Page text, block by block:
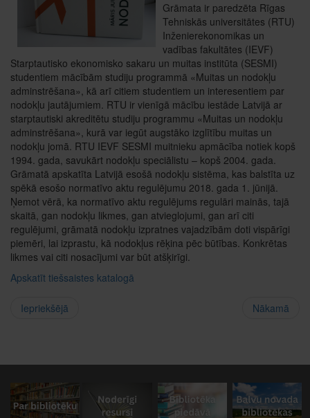
Grāmata ir paredzēta Rīgas
Tehniskās universitātes (RTU)
Inženierekonomikas un
vadības fakultātes (IEVF)
Starptautisko ekonomisko sakaru un muitas institūta (SESMI)
studentiem mācībām studiju programmā «Muitas un nodokļu
adminstrēšana», kā arī citiem studentiem un interesentiem par
nodokļu jautājumiem. RTU ir vienīgā mācību iestāde Latvijā ar
starptautiski akreditētu studiju programmu «Muitas un nodokļu
adminstrēšana», kurā var iegūt augstāko izglītību muitas un
nodokļu jomā. RTU IEVF SESMI muitnieku apmācība notiek kopš
1994. gada, savukārt nodokļu speciālistu – kopš 2004. gada.
Grāmatā apskatīta Latvijā esošā nodokļu sistēma, kas balstīta uz
spēkā esošo normatīvo aktu regulējumu 2018. gada 1. jūnijā.
Ņemot vērā, ka normatīvo aktu regulējums regulāri mainās, tajā
skaitā, gan nodokļu likmes, gan atvieglojumi, gan arī citi
regulējumi, grāmatā nodokļu izpratnes vajadzībām doti vispārīgi
piemēri, lai izprastu, kā nodokļus rēķina pēc būtības. Konkrētas
likmes vai citi nosacījumi var būt atšķirīgi.
Apskatīt tiešsaistes katalogā
Iepriekšējā Nākamā